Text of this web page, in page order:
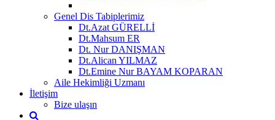
Genel Dis Tabiplerimiz
Dt.Azat GÜRELLİ
Dt.Mahsum ER
Dt. Nur DANIŞMAN
Dt.Alican YILMAZ
Dt.Emine Nur BAYAM KOPARAN
Aile Hekimliği Uzmanı
İletişim
Bize ulaşın